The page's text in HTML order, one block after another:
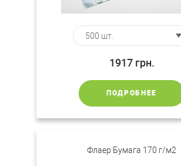
1917 грн.
ПОДРОБНЕЕ
Флаер Бумага 170 г/м2